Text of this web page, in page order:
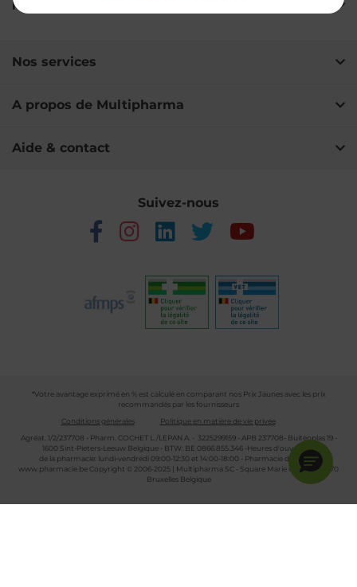
Ingrédients
Nos services
A propos de Multipharma
Aide & contact
Suivez-nous
*Votre avantage exprimé en % est calculé en comparant nos Prix Jaunes avec les prix
recommandés par les fournisseurs
Conditions générales
Politique en matière de vie privée
Agréat. 1/2/237708 - Pharm. COCHET L./LEPAN A. - 3225299159 - APB 237708- Buitenplas 19 -
1600 Sint-Pieters-Leeuw Belgique - BTW: BE 0866.855.346 -Heures d'ouverture
de la pharmacie: lundi-vendredi 09:00-12:30 et 14:00-18:00 - Pharmacie de garde :
www.pharmacie.beCopyright © 2006-2025 | Multipharma SC - Square Marie Curie 30 - 1070
Bruxelles Belgique